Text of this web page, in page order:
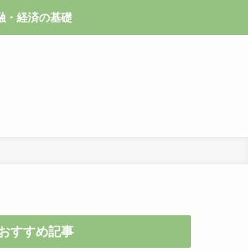
・経済の基礎
すすめ記事